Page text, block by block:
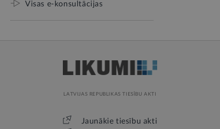
Visas e-konsultācijas
LATVIJAS REPUBLIKAS TIESĪBU AKTI
Jaunākie tiesību akti